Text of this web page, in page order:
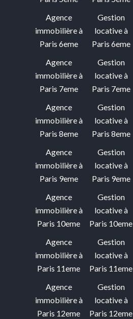
Agence
immobilière à
Paris 6eme
Agence
immobilière à
Paris 7eme
Agence
immobilière à
Paris 8eme
Agence
immobilière à
Paris 9eme
Agence
immobilière à
Paris 10eme
Agence
immobilière à
Paris 11eme
Agence
immobilière à
Paris 12eme
Gestion
locative à
Paris 6eme
Gestion
locative à
Paris 7eme
Gestion
locative à
Paris 8eme
Gestion
locative à
Paris 9eme
Gestion
locative à
Paris 10eme
Gestion
locative à
Paris 11eme
Gestion
locative à
Paris 12eme